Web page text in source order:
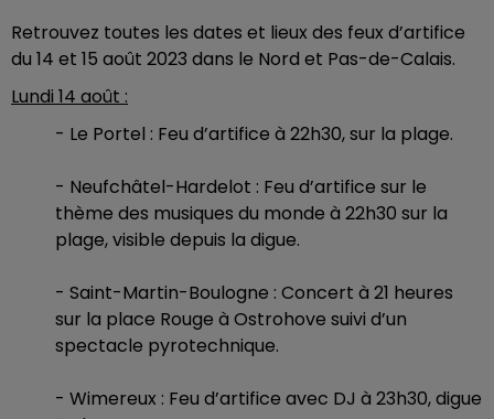
Retrouvez toutes les dates et lieux des feux d’artifice
du 14 et 15 août 2023 dans le Nord et Pas-de-Calais.
Lundi 14 août :
- Le Portel : Feu d’artifice à 22h30, sur la plage.
- Neufchâtel-Hardelot : Feu d’artifice sur le
thème des musiques du monde à 22h30 sur la
plage, visible depuis la digue.
- Saint-Martin-Boulogne : Concert à 21 heures
sur la place Rouge à Ostrohove suivi d’un
spectacle pyrotechnique.
- Wimereux : Feu d’artifice avec DJ à 23h30, digue